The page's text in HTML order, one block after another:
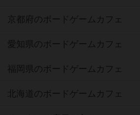
京都府のボードゲームカフェ
愛知県のボードゲームカフェ
福岡県のボードゲームカフェ
北海道のボードゲームカフェ